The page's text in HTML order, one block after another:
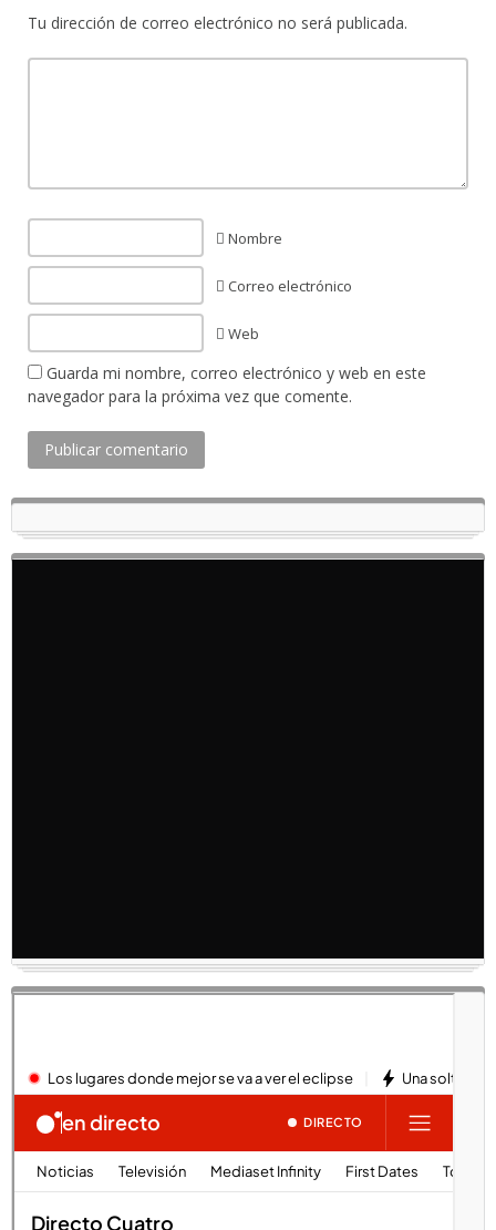
Tu dirección de correo electrónico no será publicada.
Nombre
Correo electrónico
Web
Guarda mi nombre, correo electrónico y web en este
navegador para la próxima vez que comente.